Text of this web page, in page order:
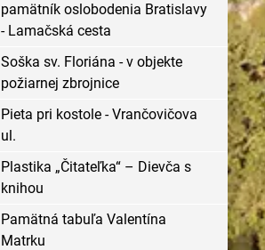
pamätník oslobodenia Bratislavy
- Lamačská cesta
Soška sv. Floriána - v objekte
požiarnej zbrojnice
Pieta pri kostole - Vrančovičova
ul.
Plastika „Čitateľka“ – Dievča s
knihou
Pamätná tabuľa Valentína
Matrku